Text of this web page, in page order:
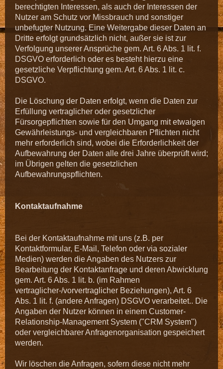
berechtigten Interessen, als auch der Interessen der
Nutzer am Schutz vor Missbrauch und sonstiger
unbefugter Nutzung. Eine Weitergabe dieser Daten an
Dritte erfolgt grundsätzlich nicht, außer sie ist zur
Verfolgung unserer Ansprüche gem. Art. 6 Abs. 1 lit. f.
DSGVO erforderlich oder es besteht hierzu eine
gesetzliche Verpflichtung gem. Art. 6 Abs. 1 lit. c.
DSGVO.
Die Löschung der Daten erfolgt, wenn die Daten zur
Erfüllung vertraglicher oder gesetzlicher
Fürsorgepflichten sowie für den Umgang mit etwaigen
Gewährleistungs- und vergleichbaren Pflichten nicht
mehr erforderlich sind, wobei die Erforderlichkeit der
Aufbewahrung der Daten alle drei Jahre überprüft wird;
im Übrigen gelten die gesetzlichen
Aufbewahrungspflichten.
Kontaktaufnahme
Bei der Kontaktaufnahme mit uns (z.B. per
Kontaktformular, E-Mail, Telefon oder via sozialer
Medien) werden die Angaben des Nutzers zur
Bearbeitung der Kontaktanfrage und deren Abwicklung
gem. Art. 6 Abs. 1 lit. b. (im Rahmen
vertraglicher-/vorvertraglicher Beziehungen), Art. 6
Abs. 1 lit. f. (andere Anfragen) DSGVO verarbeitet.. Die
Angaben der Nutzer können in einem Customer-
Relationship-Management System ("CRM System")
oder vergleichbarer Anfragenorganisation gespeichert
werden.
Wir löschen die Anfragen, sofern diese nicht mehr